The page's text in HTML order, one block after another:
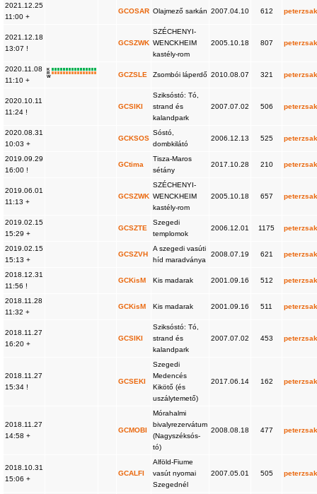
2021.12.25
11:00 +
GCOSAR Olajmező sarkán 2007.04.10 612
2021.12.18
13:07 !
GCSZWK
SZÉCHENYI-
WENCKHEIM
kastély-rom
2005.10.18 807
2020.11.08
11:10 +
K
R
W
GCZSLE Zsombói láperdő 2010.08.07 321
2020.10.11
11:24 !
GCSIKI
Sziksóstó: Tó,
strand és
kalandpark
2007.07.02 506
2020.08.31
10:03 +
GCKSOS
Sóstó,
dombkilátó
2006.12.13 525
2019.09.29
16:00 !
GCtima
Tisza-Maros
sétány
2017.10.28 210
2019.06.01
11:13 +
GCSZWK
SZÉCHENYI-
WENCKHEIM
kastély-rom
2005.10.18 657
2019.02.15
15:29 +
GCSZTE
Szegedi
templomok
2006.12.01 1175
2019.02.15
15:13 +
GCSZVH
A szegedi vasúti
híd maradványa
2008.07.19 621
2018.12.31
11:56 !
GCKisM Kis madarak 2001.09.16 512
2018.11.28
11:32 +
GCKisM Kis madarak 2001.09.16 511
2018.11.27
16:20 +
GCSIKI
Sziksóstó: Tó,
strand és
kalandpark
2007.07.02 453
2018.11.27
15:34 !
GCSEKI
Szegedi
Medencés
Kikötő (és
uszálytemető)
2017.06.14 162
2018.11.27
14:58 +
GCMOBI
Mórahalmi
bivalyrezervátum
(Nagyszéksós-
tó)
2008.08.18 477
2018.10.31
15:06 +
GCALFI
Alföld-Fiume
vasút nyomai
Szegednél
2007.05.01 505